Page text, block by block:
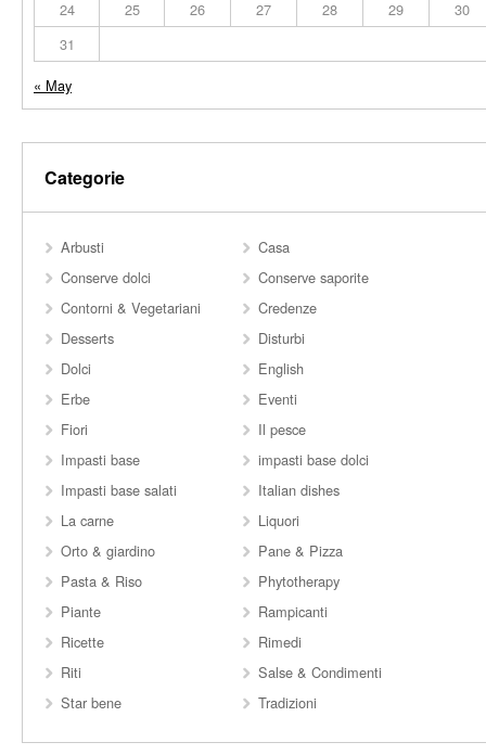
24 25 26 27 28 29
30
31
« May
Categorie
Arbusti
Casa
Conserve dolci
Conserve saporite
Contorni & Vegetariani
Credenze
Desserts
Disturbi
Dolci
English
Erbe
Eventi
Fiori
Il pesce
Impasti base
impasti base dolci
Impasti base salati
Italian dishes
La carne
Liquori
Orto & giardino
Pane & Pizza
Pasta & Riso
Phytotherapy
Piante
Rampicanti
Ricette
Rimedi
Riti
Salse & Condimenti
Star bene
Tradizioni